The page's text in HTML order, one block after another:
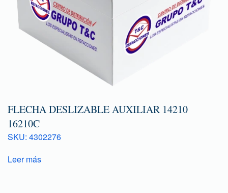
FLECHA DESLIZABLE AUXILIAR 14210
16210C
SKU: 4302276
Leer más